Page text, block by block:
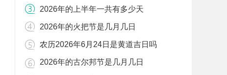
2026年的上半年一共有多少天
2026年的火把节是几月几日
农历2026年6月24日是黄道吉日吗
2026年的古尔邦节是几月几日